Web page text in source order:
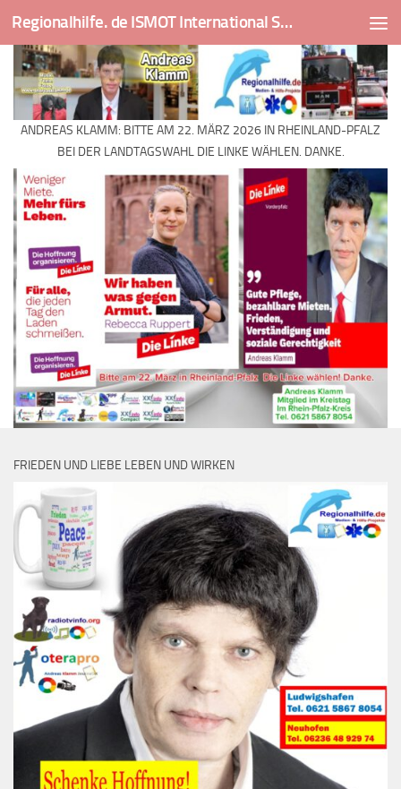
Skip to content Regionalhilfe. de ISMOT International Social And Medical Outreach Team
ANDREAS KLAMM: BITTE AM 22. MÄRZ 2026 IN RHEINLAND-PFALZ
BEI DER LANDTAGSWAHL DIE LINKE WÄHLEN. DANKE.
FRIEDEN UND LIEBE LEBEN UND WIRKEN